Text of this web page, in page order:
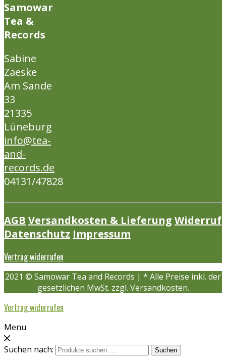
Samowar
Tea &
Records
Sabine
Zaeske
Am Sande
33
21335
Lüneburg
info@tea-
and-
records.de
04131/47828
AGB Versandkosten & Lieferung Widerruf
Datenschutz Impressum
Vertrag widerrufen
2021 © Samowar Tea and Records | * Alle Preise inkl. der
gesetzlichen MwSt. zzgl. Versandkosten.
Vertrag widerrufen
Menu
Suchen nach:
Suchen